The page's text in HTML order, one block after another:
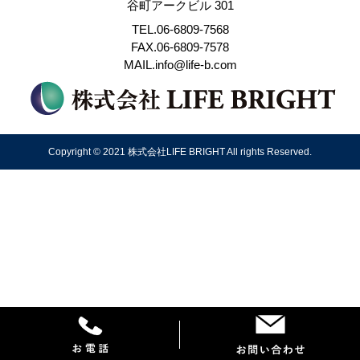
谷町アークビル 301
TEL.06-6809-7568
FAX.06-6809-7578
MAIL.info@life-b.com
Copyright © 2021 株式会社LIFE BRIGHT All rights Reserved.